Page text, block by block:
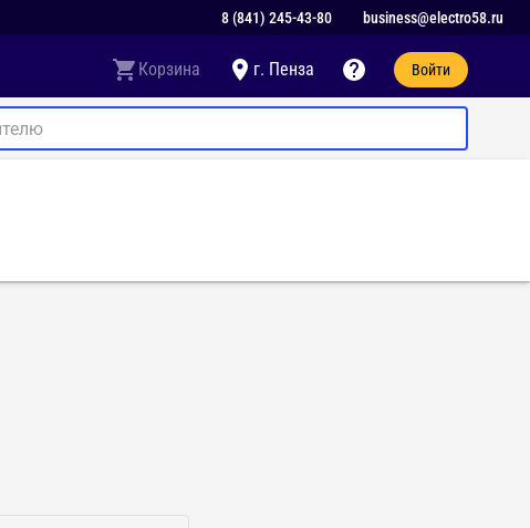
8 (841) 245-43-80 business@electro58.ru
Корзина г. Пенза Войти